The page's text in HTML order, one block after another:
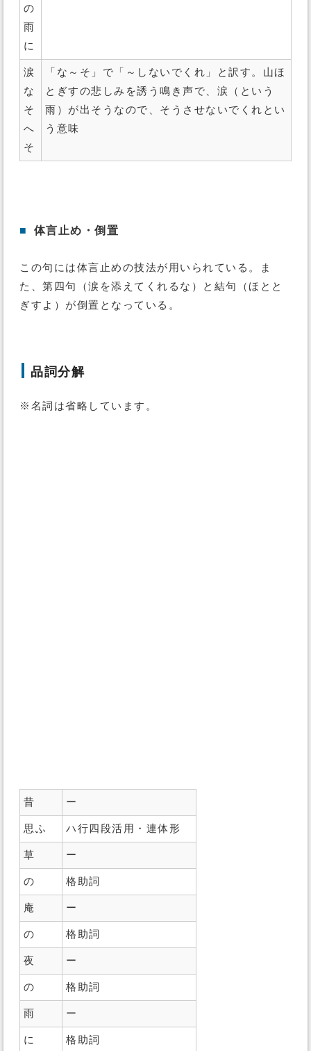
の
雨
に
涙
な
そ
へ
そ
「な～そ」で「～しないでくれ」と訳す。山ほ
とぎすの悲しみを誘う鳴き声で、涙（という
雨）が出そうなので、そうさせないでくれとい
う意味
■ 体言止め・倒置
この句には体言止めの技法が用いられている。ま
た、第四句（涙を添えてくれるな）と結句（ほとと
ぎすよ）が倒置となっている。
品詞分解
※名詞は省略しています。
昔 ー
思ふ ハ行四段活用・連体形
草 ー
の 格助詞
庵 ー
の 格助詞
夜 ー
の 格助詞
雨 ー
に 格助詞